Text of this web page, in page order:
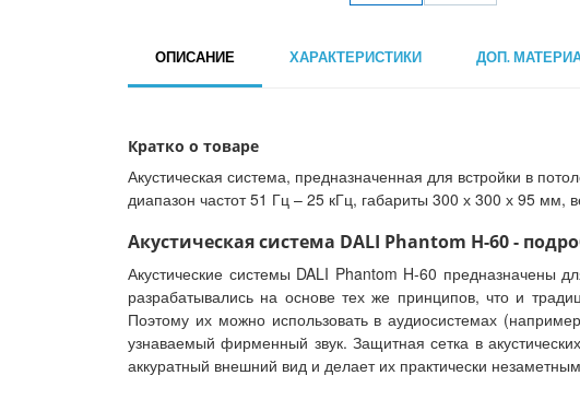
ОПИСАНИЕ ХАРАКТЕРИСТИКИ ДОП.
Кратко о товаре
Акустическая система, предназначенная для встройки в
диапазон частот 51 Гц – 25 кГц, габариты 300 х 300 х 95 мм,
Акустическая система DALI Phantom H-60 -
Акустические системы DALI Phantom H-60
разрабатывались на основе тех же принципов, что и
Поэтому их можно использовать в аудиосистемах
узнаваемый фирменный звук. Защитная сетка в
аккуратный внешний вид и делает их практически